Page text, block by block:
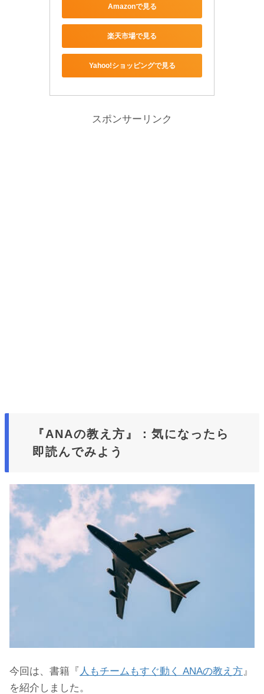
Amazonで見る
楽天市場で見る
Yahoo!ショッピングで見る
スポンサーリンク
『ANAの教え方』：気になったら
即読んでみよう
今回は、書籍『 人もチームもすぐ動く ANAの教え方』
を紹介しました。